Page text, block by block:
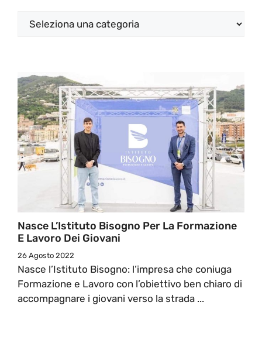
Categorie
Nasce L’Istituto Bisogno Per La Formazione
E Lavoro Dei Giovani
26 Agosto 2022
Nasce l’Istituto Bisogno: l’impresa che coniuga
Formazione e Lavoro con l’obiettivo ben chiaro di
accompagnare i giovani verso la strada ...